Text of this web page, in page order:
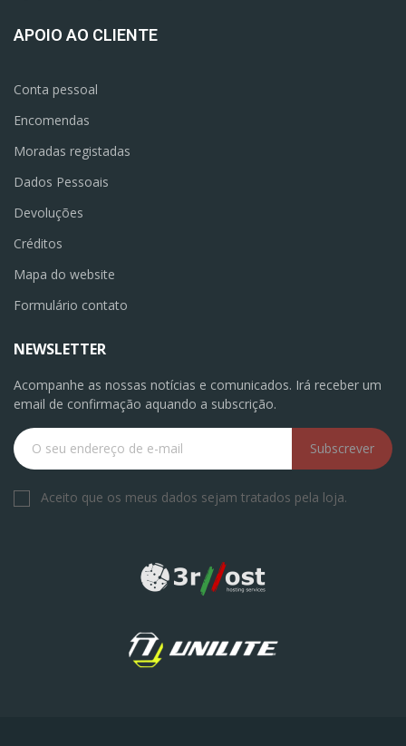
APOIO AO CLIENTE
Conta pessoal
Encomendas
Moradas registadas
Dados Pessoais
Devoluções
Créditos
Mapa do website
Formulário contato
NEWSLETTER
Acompanhe as nossas notícias e comunicados. Irá receber um
email de confirmação aquando a subscrição.
Subscrever
Aceito que os meus dados sejam tratados pela loja.